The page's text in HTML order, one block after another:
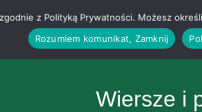
Wiersze i
z Polityką Prywatności. Możesz
Rozumiem komunikat, Zamknij